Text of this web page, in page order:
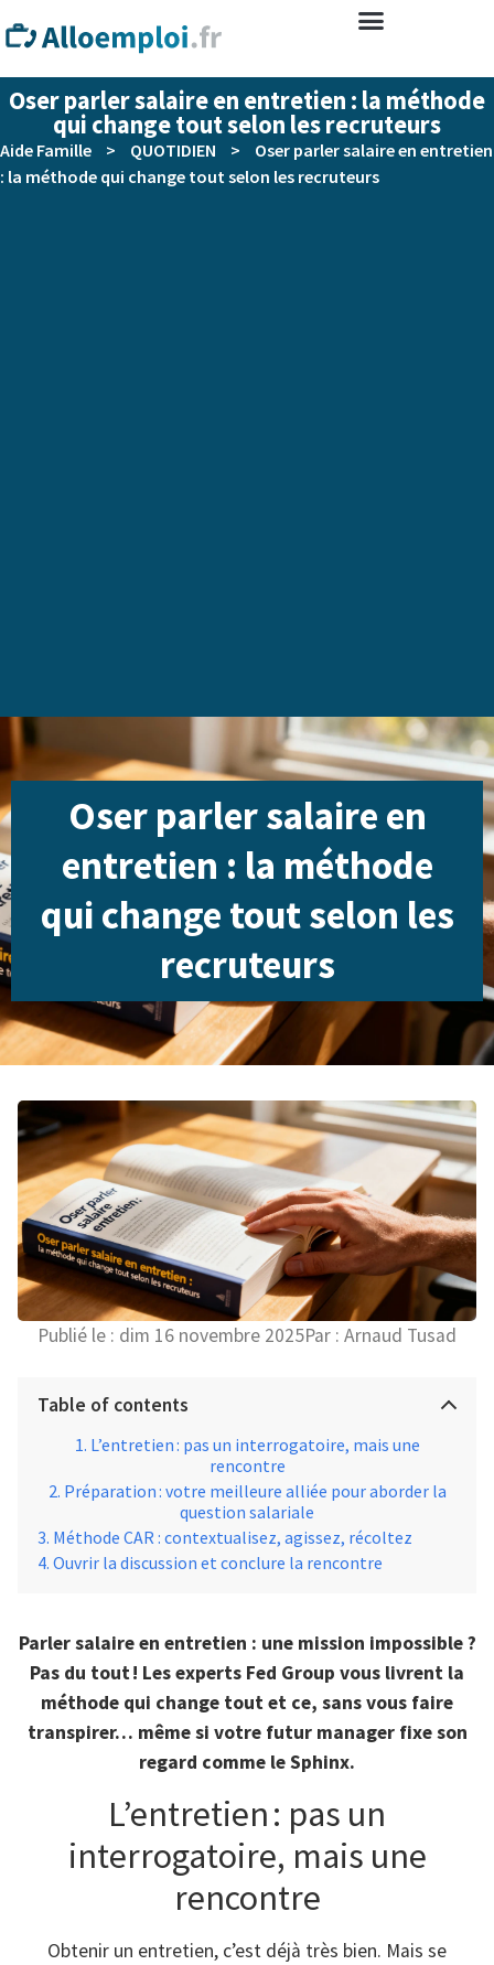
Oser parler salaire en entretien : la méthode
qui change tout selon les recruteurs
Aide Famille > QUOTIDIEN >
Oser parler salaire en entretien
: la méthode qui change tout selon les recruteurs
Oser parler salaire en
entretien : la méthode
qui change tout selon les
recruteurs
Publié le : dim 16 novembre 2025Par : Arnaud Tusad
Table of contents
L’entretien : pas un interrogatoire, mais une
rencontre
Préparation : votre meilleure alliée pour aborder la
question salariale
Méthode CAR : contextualisez, agissez, récoltez
Ouvrir la discussion et conclure la rencontre
Parler salaire en entretien : une mission impossible ?
Pas du tout ! Les experts Fed Group vous livrent la
méthode qui change tout et ce, sans vous faire
transpirer… même si votre futur manager fixe son
regard comme le Sphinx.
L’entretien : pas un
interrogatoire, mais une
rencontre
Obtenir un entretien, c’est déjà très bien. Mais se